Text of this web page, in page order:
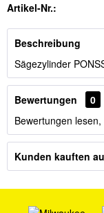
Artikel-Nr.:
Beschreibung
Sägezylinder
Bewertungen
0
Bewertungen
Kunden kauften